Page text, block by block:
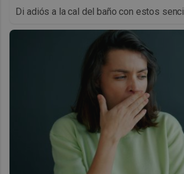
Di adiós a la cal del baño con estos